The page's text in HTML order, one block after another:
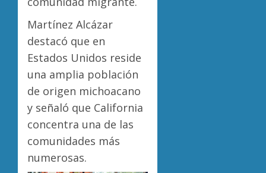
Martínez Alcázar
destacó que en
Estados Unidos reside
una amplia población
de origen michoacano
y señaló que California
concentra una de las
comunidades más
numerosas.